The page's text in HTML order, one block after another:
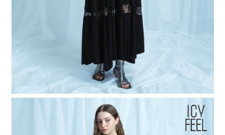
易，需依本服務之必要範圍內提供個人資料，並將交易相關給付款項請求債
權轉讓予恩沛科技股份有限公司。
２．關於個人資料處理事宜，請瀏覽以下網址：
https://aftee.tw/terms/#terms3
３．未成年的使用者請事先徵得法定代理人或監護人之同意方可使用
「AFTEE先享後付」，若未經同意申辦者引起之損失，本公司不負相關責
４．使用「AFTEE先享後付」時，將依據個別帳號之用戶狀況，依本公司即
時審查核予不同之上限額度；若仍有額度不足之情形，本公司將視審查結果
請求用戶進行身份認證。
５．嚴禁一人註冊多個帳號或使用他人資訊註冊。若發現惡意使用之情形，
恩沛科技股份有限公司將有權停止該用戶之使用額度並採取法律行動。